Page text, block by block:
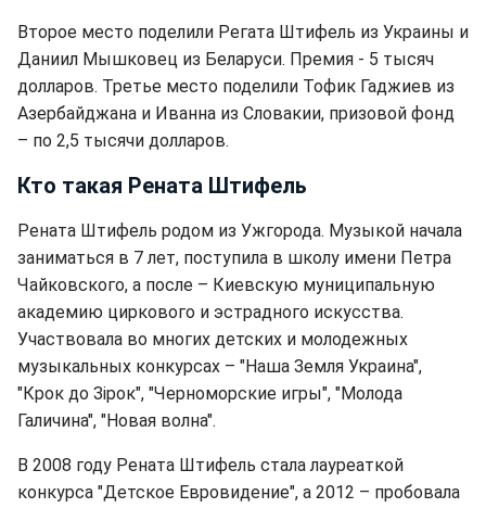
Второе место поделили Регата Штифель из Украины и
Даниил Мышковец из Беларуси. Премия - 5 тысяч
долларов. Третье место поделили Тофик Гаджиев из
Азербайджана и Иванна из Словакии, призовой фонд
– по 2,5 тысячи долларов.
Кто такая Рената Штифель
Рената Штифель родом из Ужгорода. Музыкой начала
заниматься в 7 лет, поступила в школу имени Петра
Чайковского, а после – Киевскую муниципальную
академию циркового и эстрадного искусства.
Участвовала во многих детских и молодежных
музыкальных конкурсах – "Наша Земля Украина",
"Крок до Зірок", "Черноморские игры", "Молода
Галичина", "Новая волна".
В 2008 году Рената Штифель стала лауреаткой
конкурса "Детское Евровидение", а 2012 – пробовала